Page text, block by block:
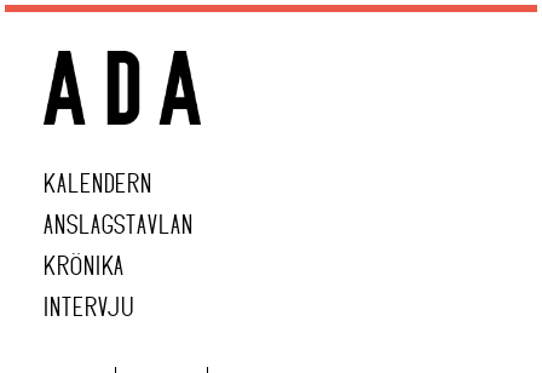
KALENDERN
ANSLAGSTAVLAN
KRÖNIKA
INTERVJU